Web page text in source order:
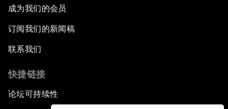
成为我们的会员
订阅我们的新闻稿
联系我们
快捷链接
论坛可持续性